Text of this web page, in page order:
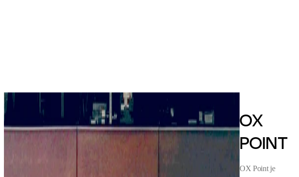
OX
POINT
OX Point je